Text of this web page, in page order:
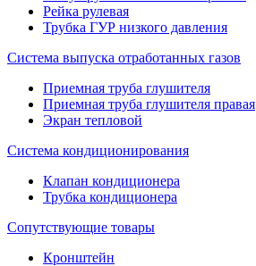
Рейка рулевая
Трубка ГУР низкого давления
Система выпуска отработанных газов
Приемная труба глушителя
Приемная труба глушителя правая
Экран тепловой
Система кондиционирования
Клапан кондиционера
Трубка кондиционера
Сопутствующие товары
Кронштейн